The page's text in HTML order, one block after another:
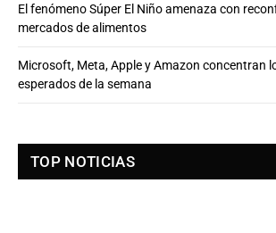
El fenómeno Súper El Niño amenaza con
mercados de alimentos
Microsoft, Meta, Apple y Amazon concentran
esperados de la semana
TOP NOTICIAS